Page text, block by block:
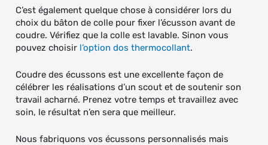
C’est également quelque chose à considérer lors du
choix du bâton de colle pour fixer l’écusson avant de
coudre. Vérifiez que la colle est lavable. Sinon vous
pouvez choisir l’option dos thermocollant.
Coudre des écussons est une excellente façon de
célébrer les réalisations d’un scout et de soutenir son
travail acharné. Prenez votre temps et travaillez avec
soin, le résultat n’en sera que meilleur.
Nous fabriquons vos écussons personnalisés mais